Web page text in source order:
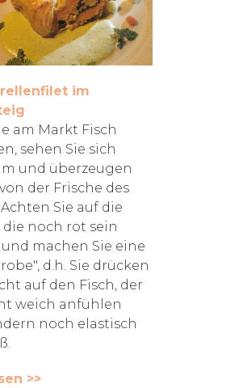
im
am Markt Fisch
sehen Sie sich
und überzeugen
der Frische des
Achten Sie auf die
die noch rot sein
machen Sie eine
d.h. Sie drücken
auf den Fisch, der
weich anfühlen
noch elastisch
>>